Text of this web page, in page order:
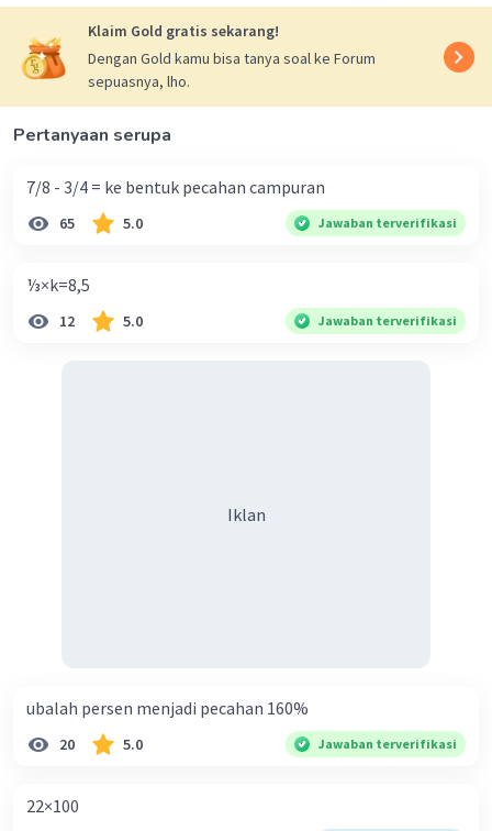
Klaim Gold gratis sekarang!
Dengan Gold kamu bisa tanya soal ke Forum
sepuasnya, lho.
Pertanyaan serupa
7/8 - 3/4 = ke bentuk pecahan campuran
65 5.0 Jawaban terverifikasi
⅓×k=8,5
12 5.0 Jawaban terverifikasi
Iklan
ubalah persen menjadi pecahan 160%
20 5.0 Jawaban terverifikasi
22×100